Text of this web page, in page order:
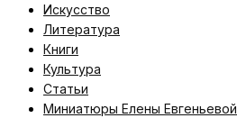
Искусство
Литература
Книги
Культура
Статьи
Миниатюры Елены Евгеньевой